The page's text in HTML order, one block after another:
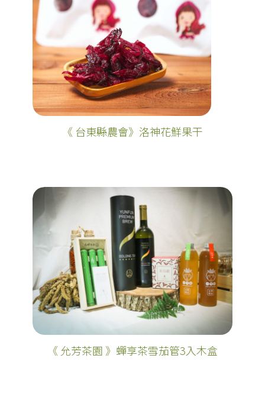
《 台東縣農會》洛神花鮮果干
《 允芳茶園 》蟬享茶雪茄管3入木盒